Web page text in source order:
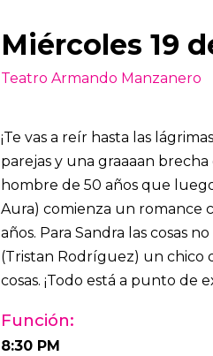
Miércoles 19
Teatro Armando Manzanero
¡Te vas a reír hasta las
parejas y una graaaan
hombre de 50 años que
Aura) comienza un romance
años. Para Sandra las cosas
(Tristan Rodríguez) un chico
cosas. ¡Todo está a punto de
Función:
8:30 PM